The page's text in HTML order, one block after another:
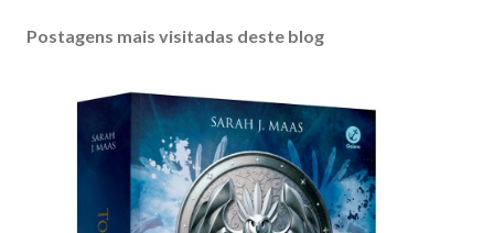
Postagens mais visitadas deste blog